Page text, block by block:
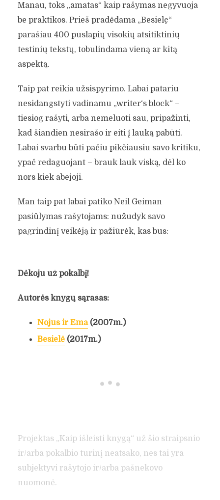
Manau, toks „amatas“ kaip rašymas negyvuoja
be praktikos. Prieš pradėdama „Besielę“
parašiau 400 puslapių visokių atsitiktinių
testinių tekstų, tobulindama vieną ar kitą
aspektą.
Taip pat reikia užsispyrimo. Labai patariu
nesidangstyti vadinamu „writer‘s block“ –
tiesiog rašyti, arba nemeluoti sau, pripažinti,
kad šiandien nesirašo ir eiti į lauką pabūti.
Labai svarbu būti pačiu pikčiausiu savo kritiku,
ypač redaguojant – brauk lauk viską, dėl ko
nors kiek abejoji.
Man taip pat labai patiko Neil Geiman
pasiūlymas rašytojams: nužudyk savo
pagrindinį veikėją ir pažiūrėk, kas bus:
Dėkoju už pokalbį!
Autorės knygų sąrašas:
Nojus ir Ema(2007m.)
Besielė(2017m.)
Projektas „Kaip išleisti knygą“ už šio straipsnio
ir/arba pokalbio turinį neatsako, nes tai yra
subjektyvi rašytojo ir/arba pašnekovo
nuomonė.